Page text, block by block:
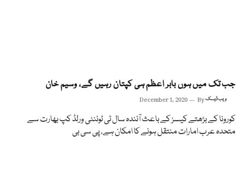
جب تک میں ہوں بابر اعظم ہی کپتان رہیں گے، وسیم خان
December 1, 2020 Byویب ڈیسک
کورونا کے بڑھتے کیسز کے باعث آئندہ سال ٹی ٹوئنٹی ورلڈ کپ بھارت سے
متحدہ عرب امارات منتقل ہونے کا امکان ہے، پی سی بی